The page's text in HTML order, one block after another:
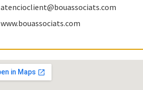
atencioclient@bouassociats.com
www.bouassociats.com